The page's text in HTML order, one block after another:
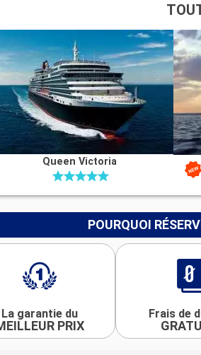
Queen Victoria
POURQUOI
La garantie du
PRIX
Frais de